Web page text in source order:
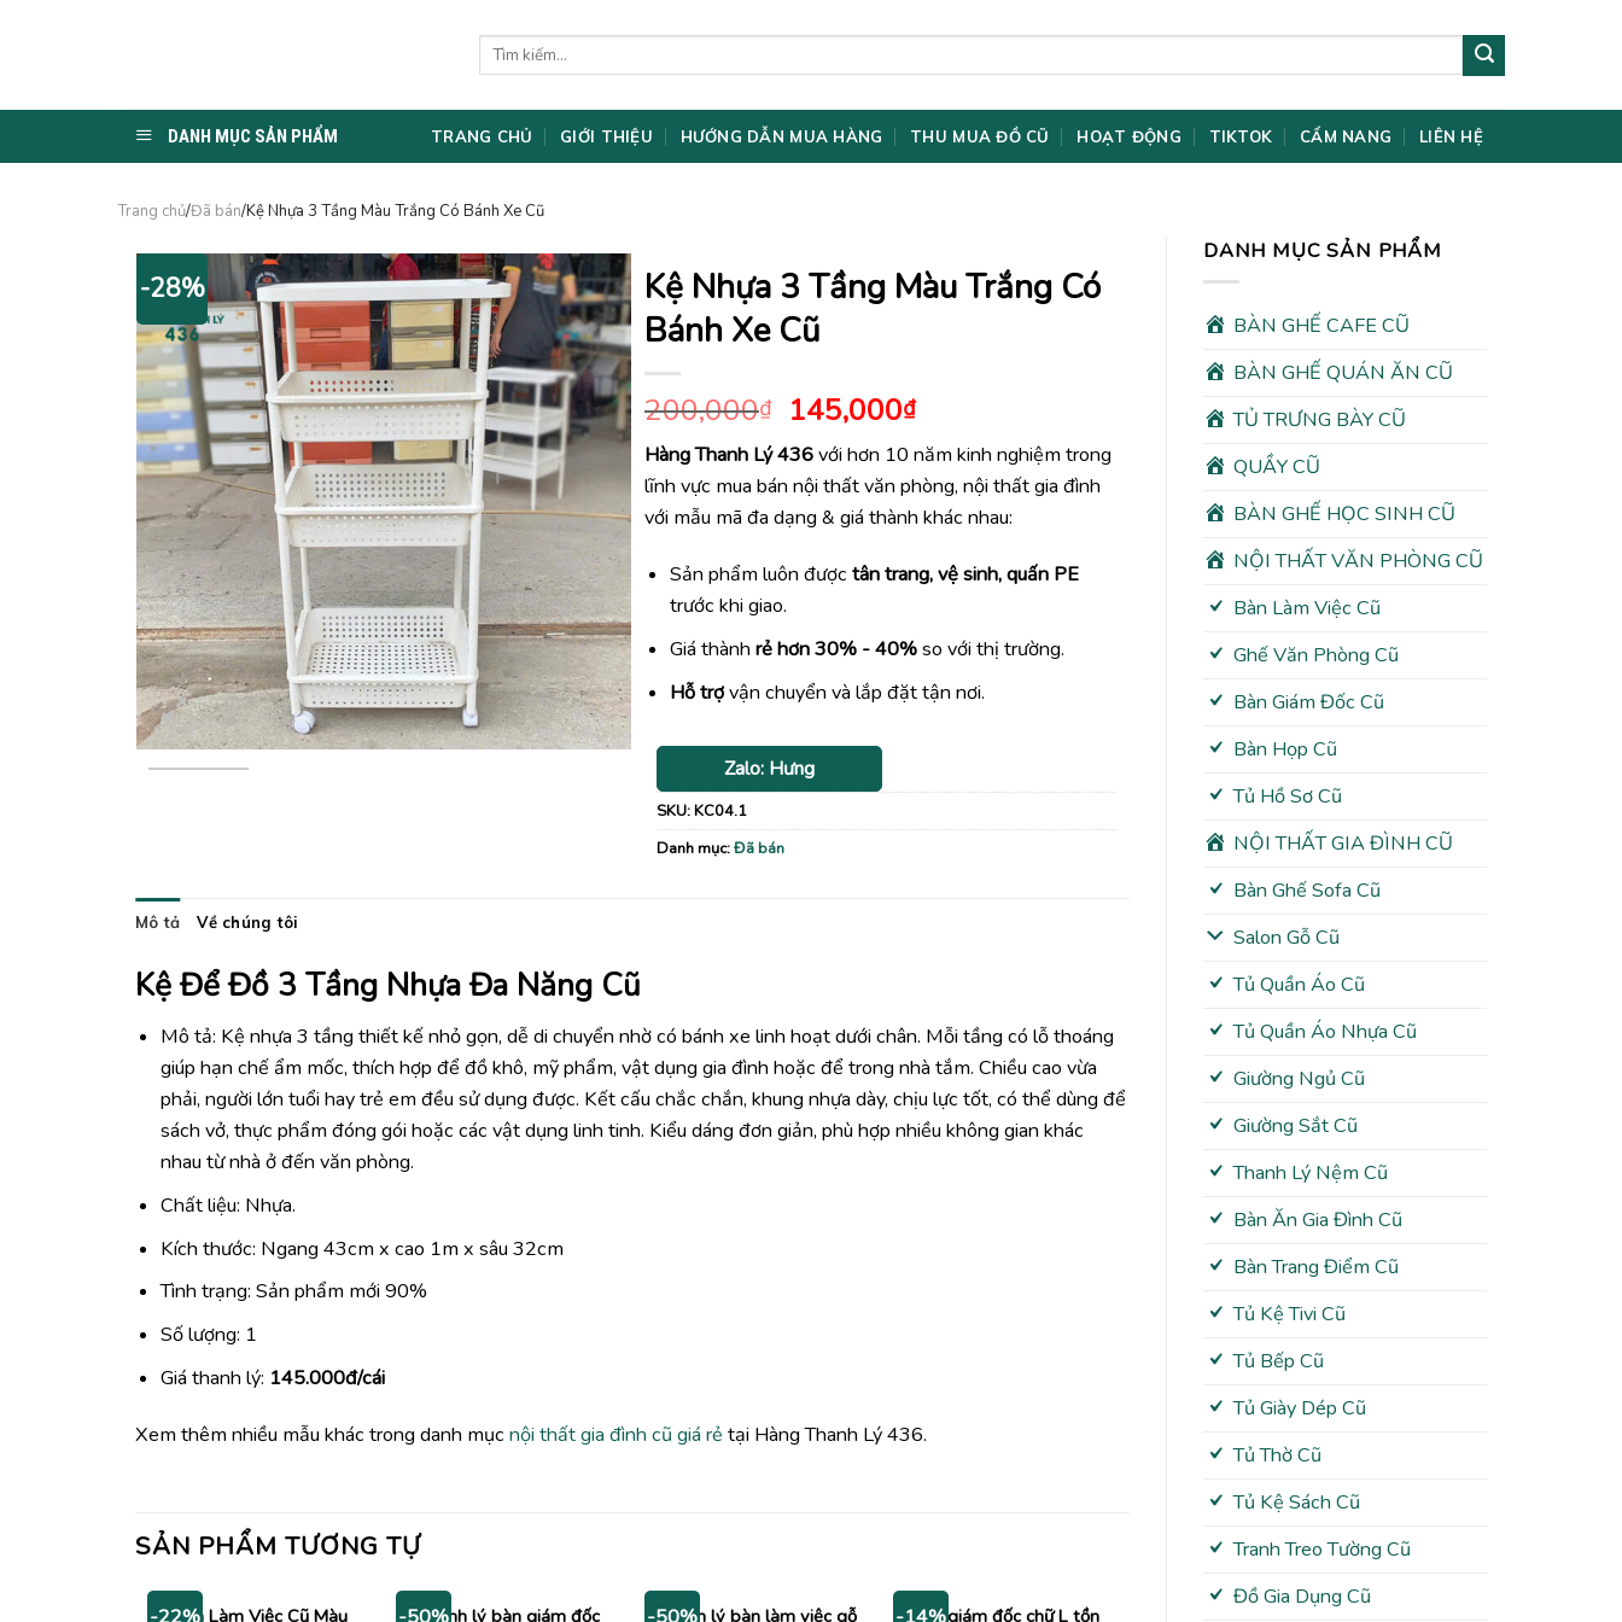
Tìm
DANH MỤC SẢN PHẨM TRANG CHỦ GIỚI THIỆU HƯỚNG DẪN MUA HÀNG THU MUA ĐỒ CŨ HOẠT ĐỘNG TIKTOK CẨM NANG LIÊN HỆ
Trang chủ/Đã bán/Kệ Nhựa 3 Tầng Màu Trắng Có Bánh Xe Cũ
DANH MỤC SẢN PHẨM
BÀN GHẾ CAFE CŨ
BÀN GHẾ QUÁN ĂN CŨ
TỦ TRƯNG BÀY CŨ
QUẦY CŨ
BÀN GHẾ HỌC SINH CŨ
NỘI THẤT VĂN PHÒNG CŨ
Bàn Làm Việc Cũ
Ghế Văn Phòng Cũ
Bàn Giám Đốc Cũ
Bàn Họp Cũ
Tủ Hồ Sơ Cũ
NỘI THẤT GIA ĐÌNH CŨ
Bàn Ghế Sofa Cũ
Salon Gỗ Cũ
Tủ Quần Áo Cũ
Tủ Quần Áo Nhựa Cũ
Giường Ngủ Cũ
Giường Sắt Cũ
Thanh Lý Nệm Cũ
Bàn Ăn Gia Đình Cũ
Bàn Trang Điểm Cũ
Tủ Kệ Tivi Cũ
Tủ Bếp Cũ
Tủ Giày Dép Cũ
Tủ Thờ Cũ
Tủ Kệ Sách Cũ
Tranh Treo Tường Cũ
Đồ Gia Dụng Cũ
-28%
Kệ Nhựa 3 Tầng Màu Trắng Có
Bánh Xe Cũ
200,000₫ Giá
gốc
là:
200,000₫.
145,000₫Giá
hiện
tại
là:
145,000₫.
Hàng Thanh Lý 436với hơn 10 năm kinh nghiệm trong
lĩnh vực mua bán nội thất văn phòng, nội thất gia đình
với mẫu mã đa dạng & giá thành khác nhau:
Sản phẩm luôn đượctân trang, vệ sinh, quấn PE
trước khi giao.
Giá thànhrẻ hơn 30% - 40%so với thị trường.
Hỗ trợvận chuyển và lắp đặt tận nơi.
Zalo: Hưng
SKU:KC04.1
Danh mục:Đã bán
Mô tả Về chúng tôi
Kệ Để Đồ 3 Tầng Nhựa Đa Năng Cũ
Mô tả: Kệ nhựa 3 tầng thiết kế nhỏ gọn, dễ di chuyển nhờ có bánh xe linh hoạt dưới chân. Mỗi tầng có lỗ thoáng
giúp hạn chế ẩm mốc, thích hợp để đồ khô, mỹ phẩm, vật dụng gia đình hoặc để trong nhà tắm. Chiều cao vừa
phải, người lớn tuổi hay trẻ em đều sử dụng được. Kết cấu chắc chắn, khung nhựa dày, chịu lực tốt, có thể dùng để
sách vở, thực phẩm đóng gói hoặc các vật dụng linh tinh. Kiểu dáng đơn giản, phù hợp nhiều không gian khác
nhau từ nhà ở đến văn phòng.
Chất liệu: Nhựa.
Kích thước: Ngang 43cm x cao 1m x sâu 32cm
Tình trạng: Sản phẩm mới 90%
Số lượng: 1
Giá thanh lý: 145.000đ/cái
Xem thêm nhiều mẫu khác trong danh mục nội thất gia đình cũ giá rẻ tại Hàng Thanh Lý 436.
SẢN PHẨM TƯƠNG TỰ
Bàn Làm Việc Cũ Màu
Thanh lý bàn giám đốc
Thanh lý bàn làm việc gỗ
Bàn giám đốc chữ L tồn